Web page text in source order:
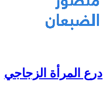
درع المرأة الزجاجي